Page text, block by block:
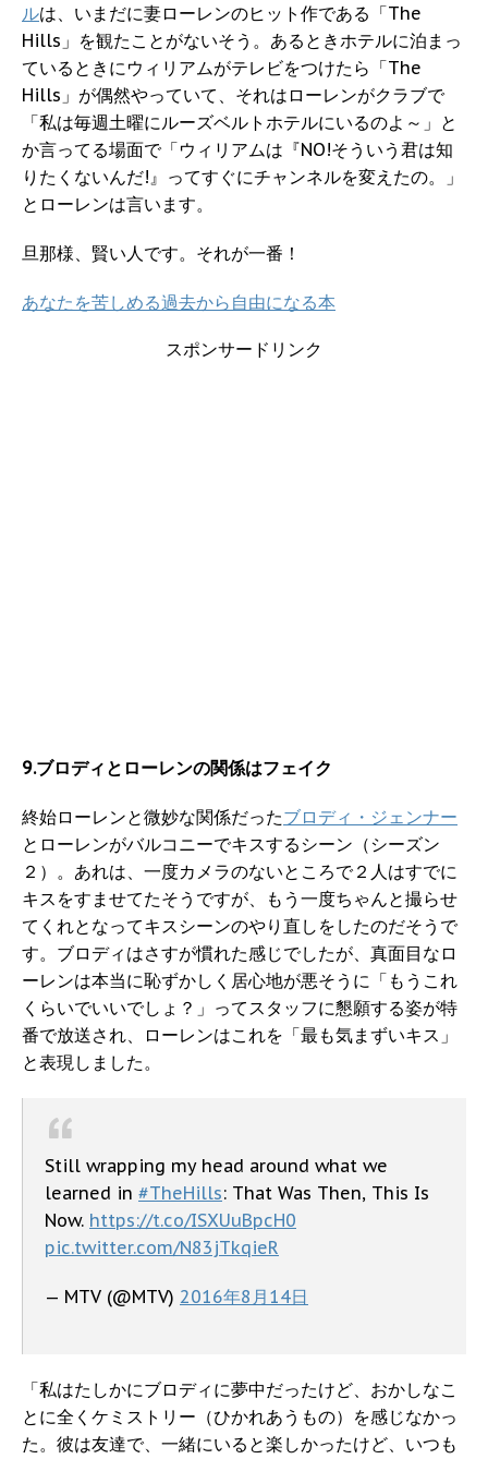
ルは、いまだに妻ローレンのヒット作である「The
Hills」を観たことがないそう。あるときホテルに泊まっ
ているときにウィリアムがテレビをつけたら「The
Hills」が偶然やっていて、それはローレンがクラブで
「私は毎週土曜にルーズベルトホテルにいるのよ～」と
か言ってる場面で「ウィリアムは『NO!そういう君は知
りたくないんだ!』ってすぐにチャンネルを変えたの。」
とローレンは言います。
旦那様、賢い人です。それが一番！
あなたを苦しめる過去から自由になる本
スポンサードリンク
9.ブロディとローレンの関係はフェイク
終始ローレンと微妙な関係だったブロディ・ジェンナー
とローレンがバルコニーでキスするシーン（シーズン
２）。あれは、一度カメラのないところで２人はすでに
キスをすませてたそうですが、もう一度ちゃんと撮らせ
てくれとなってキスシーンのやり直しをしたのだそうで
す。ブロディはさすが慣れた感じでしたが、真面目なロ
ーレンは本当に恥ずかしく居心地が悪そうに「もうこれ
くらいでいいでしょ？」ってスタッフに懇願する姿が特
番で放送され、ローレンはこれを「最も気まずいキス」
と表現しました。
Still wrapping my head around what we
learned in #TheHills: That Was Then, This Is
Now. https://t.co/ISXUuBpcH0
pic.twitter.com/N83jTkqieR
— MTV (@MTV) 2016年8月14日
「私はたしかにブロディに夢中だったけど、おかしなこ
とに全くケミストリー（ひかれあうもの）を感じなかっ
た。彼は友達で、一緒にいると楽しかったけど、いつも